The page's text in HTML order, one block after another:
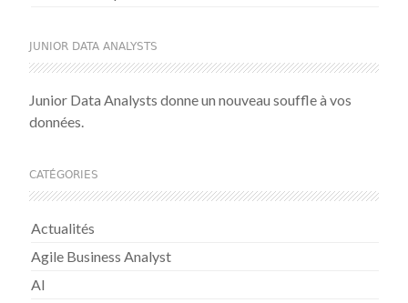
JUNIOR DATA ANALYSTS
Junior Data Analysts donne un nouveau souffle à vos
données.
CATÉGORIES
Actualités
Agile Business Analyst
AI